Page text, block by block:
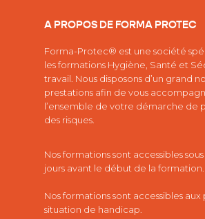
A PROPOS DE FORMA PROTEC
Forma-Protec® est une société
lesformations Hygiène, Santé et
travail. Nous disposons d’un grand
prestations afin de vous
l’ensemble de votre démarche de
des risques.
Nos formations sont accessibles
jours avant le début de la formation.
Nos formations sont accessibles aux
situation de handicap.